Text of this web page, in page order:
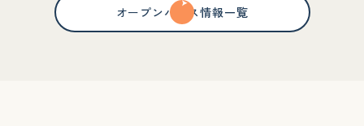
オープンハウス情報一覧